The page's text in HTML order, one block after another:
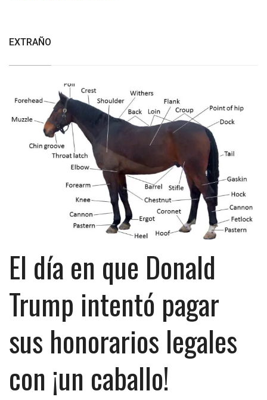
EXTRAÑO
El día en que Donald
Trump intentó pagar
sus honorarios legales
con ¡un caballo!